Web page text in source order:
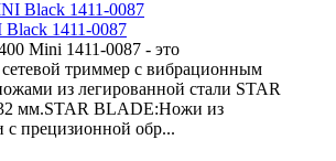
1411-0087
Mini 1411-0087 - это
триммер с вибрационным
из легированной стали STAR
мм.STAR BLADE:Ножи из
прецизионной обр...